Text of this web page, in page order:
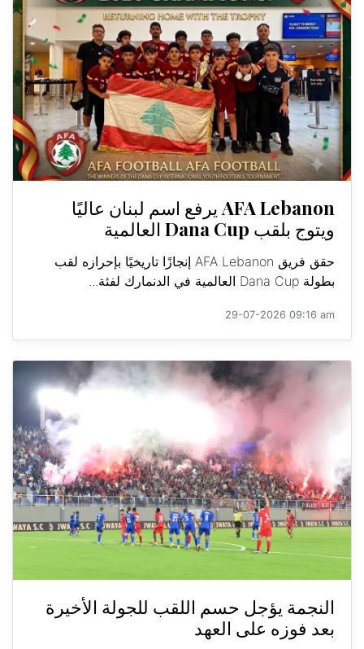
AFA Lebanon يرفع اسم لبنان عاليًا
ويتوج بلقب Dana Cup العالمية
حقق فريق AFA Lebanon إنجازًا تاريخيًا بإحرازه لقب
بطولة Dana Cup العالمية في الدنمارك لفئة...
29-07-2026 09:16 am
النجمة يؤجل حسم اللقب للجولة الأخيرة
بعد فوزه على العهد